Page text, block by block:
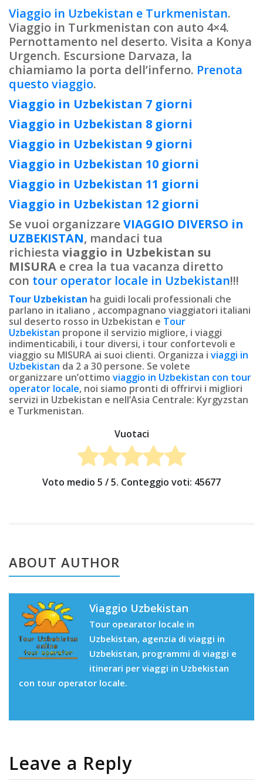
Viaggio in Uzbekistan e Turkmenistan.
Viaggio in Turkmenistan con auto 4×4.
Pernottamento nel deserto. Visita a Konya
Urgench. Escursione Darvaza, la
chiamiamo la porta dell’inferno. Prenota
questo viaggio.
Viaggio in Uzbekistan 7 giorni
Viaggio in Uzbekistan 8 giorni
Viaggio in Uzbekistan 9 giorni
Viaggio in Uzbekistan 10 giorni
Viaggio in Uzbekistan 11 giorni
Viaggio in Uzbekistan 12 giorni
Se vuoi organizzareVIAGGIO DIVERSO in
UZBEKISTAN, mandaci tua
richiesta viaggio in Uzbekistan su
MISURA e crea la tua vacanza diretto
con tour operator locale in Uzbekistan!!!
Tour Uzbekistan ha guidi locali professionali che
parlano in italiano , accompagnano viaggiatori italiani
sul deserto rosso in Uzbekistan e Tour
Uzbekistan propone il servizio migliore, i viaggi
indimenticabili, i tour diversi, i tour confortevoli e
viaggio su MISURA ai suoi clienti. Organizza i viaggi in
Uzbekistan da 2 a 30 persone. Se volete
organizzare un’ottimo viaggio in Uzbekistan con tour
operator locale, noi siamo pronti di offrirvi i migliori
servizi in Uzbekistan e nell’Asia Centrale: Kyrgyzstan
e Turkmenistan.
Vuotaci
Voto medio 5 / 5. Conteggio voti: 45677
ABOUT AUTHOR
Viaggio Uzbekistan
Tour opearator locale in
Uzbekistan, agenzia di viaggi in
Uzbekistan, programmi di viaggi e
itinerari per viaggi in Uzbekistan
con tour operator locale.
Leave a Reply